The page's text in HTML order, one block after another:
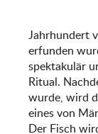
Jahrhundert
erfunden
spektakulär
Ritual.
wurde, wird
eines von
Der Fisch